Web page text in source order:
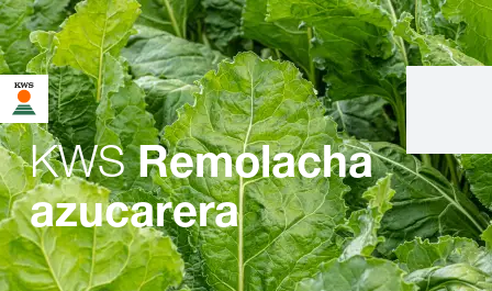
KWSRemolacha
azucarera